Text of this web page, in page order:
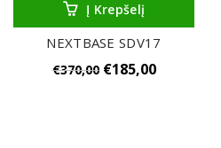
Į Krepšelį
NEXTBASE SDV17
€370,00 €185,00